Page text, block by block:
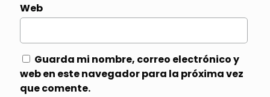
Web
Guarda mi nombre, correo electrónico y
web en este navegador para la próxima vez
que comente.